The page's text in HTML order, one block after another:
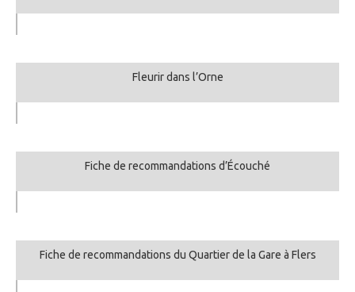
Fleurir dans l’Orne
Fiche de recommandations d’Écouché
Fiche de recommandations du Quartier de la Gare à Flers